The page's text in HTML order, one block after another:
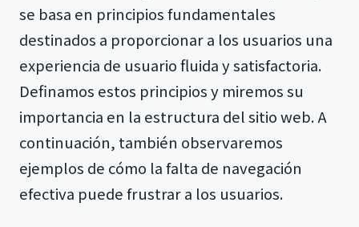
se basa en principios fundamentales
destinados a proporcionar a los usuarios una
experiencia de usuario fluida y satisfactoria.
Definamos estos principios y miremos su
importancia en la estructura del sitio web. A
continuación, también observaremos
ejemplos de cómo la falta de navegación
efectiva puede frustrar a los usuarios.